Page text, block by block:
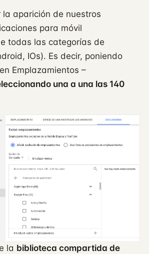
la aparición de nuestros
para móvil
todas las categorías de
IOs). Es decir, poniendo
Emplazamientos –
una a una las 140
la biblioteca compartida de